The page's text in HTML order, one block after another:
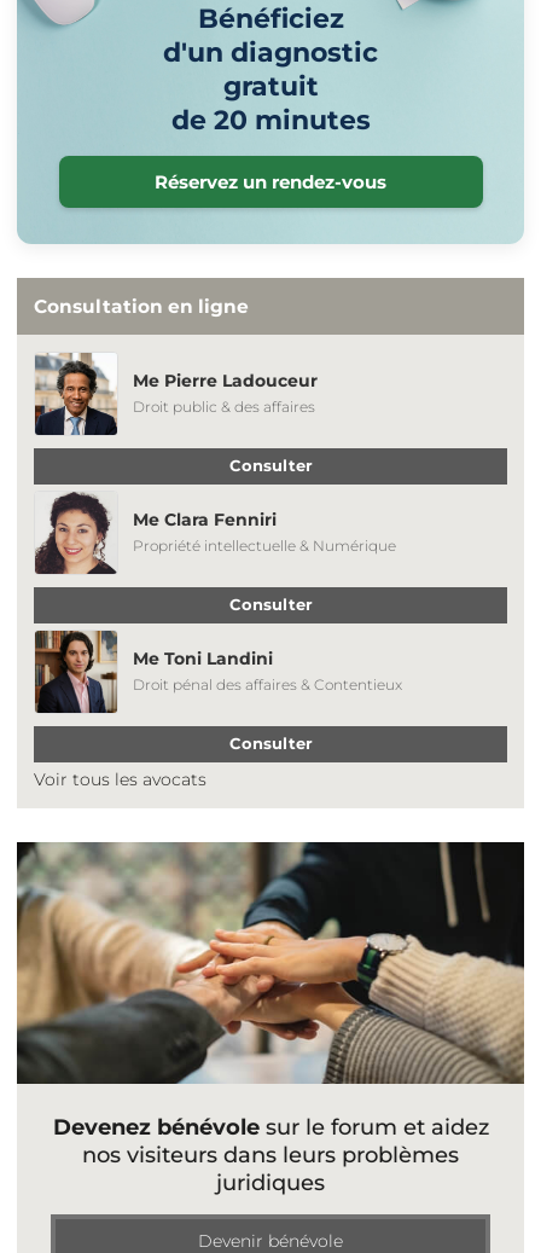
Bénéficiez
d'un diagnostic
gratuit
de 20 minutes
Réservez un rendez-vous
Consultation en ligne
Me Pierre Ladouceur
Droit public & des affaires
Consulter
Me Clara Fenniri
Propriété intellectuelle & Numérique
Consulter
Me Toni Landini
Droit pénal des affaires & Contentieux
Consulter
Voir tous les avocats
Devenez bénévolesur le forum et aidez
nos visiteurs dans leurs problèmes
juridiques
Devenir bénévole